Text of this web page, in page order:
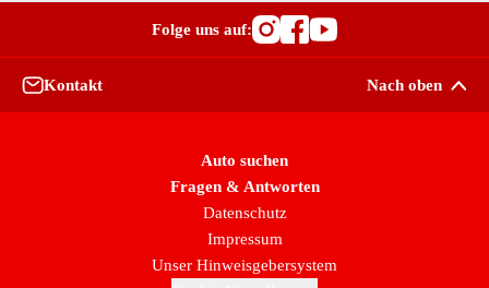
Folge uns auf:
Besuche
Besuche
Besuche
Kontakt Nach oben
Auto suchen
Fragen & Antworten
Datenschutz
Impressum
Unser Hinweisgebersystem